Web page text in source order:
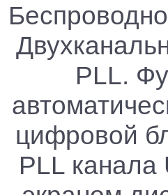
PLL.
цифровой
PLL